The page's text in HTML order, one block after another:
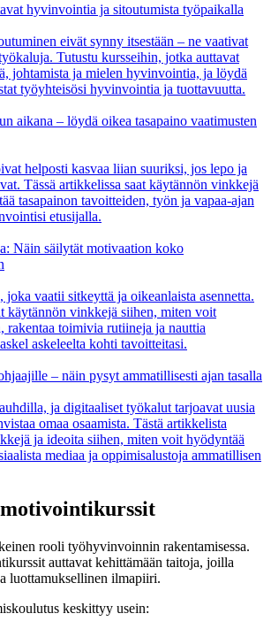
hyvinvointia ja sitoutumista työpaikalla
eivät synny itsestään – ne vaativat
Tutustu kursseihin, jotka auttavat
johtamista ja mielen hyvinvointia, ja löydä
työyhteisösi hyvinvointia ja tuottavuutta.
aikana – löydä oikea tasapaino vaatimusten
helposti kasvaa liian suuriksi, jos lepo ja
Tässä artikkelissa saat käytännön vinkkejä
tasapainon tavoitteiden, työn ja vapaa-ajan
etusijalla.
Näin säilytät motivaation koko
vaatii sitkeyttä ja oikeanlaista asennetta.
käytännön vinkkejä siihen, miten voit
rakentaa toimivia rutiineja ja nauttia
askeleelta kohti tavoitteitasi.
– näin pysyt ammatillisesti ajan tasalla
ja digitaaliset työkalut tarjoavat uusia
omaa osaamista. Tästä artikkelista
ja ideoita siihen, miten voit hyödyntää
mediaa ja oppimisalustoja ammatillisen
rooli työhyvinvoinnin rakentamisessa.
auttavat kehittämään taitoja, joilla
luottamuksellinen ilmapiiri.
keskittyy usein: